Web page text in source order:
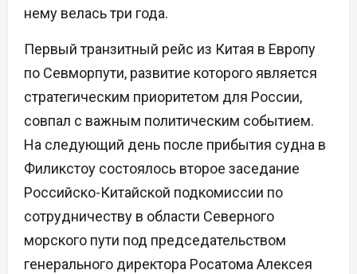
нему велась три года.
Первый транзитный рейс из Китая в Европу
по Севморпути, развитие которого является
стратегическим приоритетом для России,
совпал с важным политическим событием.
На следующий день после прибытия судна в
Филикстоу состоялось второе заседание
Российско-Китайской подкомиссии по
сотрудничеству в области Северного
морского пути под председательством
генерального директора Росатома Алексея